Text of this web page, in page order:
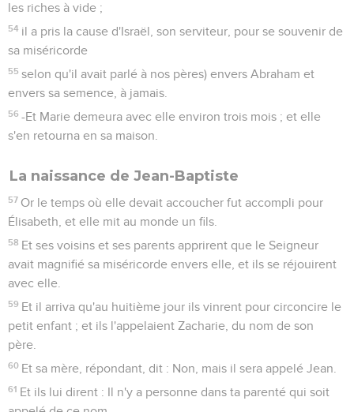
les riches à vide ;
54 il a pris la cause d'Israël, son serviteur, pour se souvenir de
sa miséricorde
55 selon qu'il avait parlé à nos pères) envers Abraham et
envers sa semence, à jamais.
56 -Et Marie demeura avec elle environ trois mois ; et elle
s'en retourna en sa maison.
La naissance de Jean-Baptiste
57 Or le temps où elle devait accoucher fut accompli pour
Élisabeth, et elle mit au monde un fils.
58 Et ses voisins et ses parents apprirent que le Seigneur
avait magnifié sa miséricorde envers elle, et ils se réjouirent
avec elle.
59 Et il arriva qu'au huitième jour ils vinrent pour circoncire le
petit enfant ; et ils l'appelaient Zacharie, du nom de son
père.
60 Et sa mère, répondant, dit : Non, mais il sera appelé Jean.
61 Et ils lui dirent : Il n'y a personne dans ta parenté qui soit